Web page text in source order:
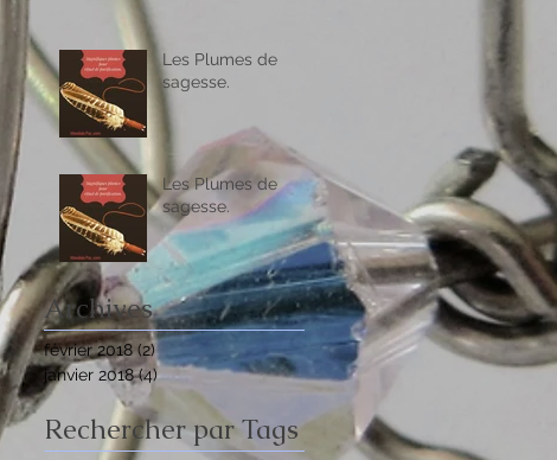
Les Plumes de
sagesse.
Les Plumes de
sagesse.
Archives
février 2018 (2)2 posts
janvier 2018 (4)4 posts
Rechercher par Tags